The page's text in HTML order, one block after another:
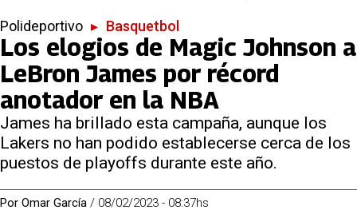
Polideportivo ▸ Basquetbol
Los elogios de Magic Johnson a
LeBron James por récord
anotador en la NBA
James ha brillado esta campaña, aunque los
Lakers no han podido establecerse cerca de los
puestos de playoffs durante este año.
Por Omar García / 08/02/2023 - 08:37hs